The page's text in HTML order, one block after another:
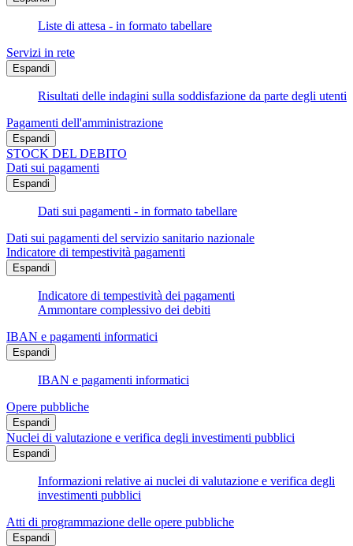
Liste di attesa - in formato tabellare
Servizi in rete
Espandi
Risultati delle indagini sulla soddisfazione da parte degli utenti
Pagamenti dell'amministrazione
Espandi
STOCK DEL DEBITO
Dati sui pagamenti
Espandi
Dati sui pagamenti - in formato tabellare
Dati sui pagamenti del servizio sanitario nazionale
Indicatore di tempestività pagamenti
Espandi
Indicatore di tempestività dei pagamenti
Ammontare complessivo dei debiti
IBAN e pagamenti informatici
Espandi
IBAN e pagamenti informatici
Opere pubbliche
Espandi
Nuclei di valutazione e verifica degli investimenti pubblici
Espandi
Informazioni relative ai nuclei di valutazione e verifica degli
investimenti pubblici
Atti di programmazione delle opere pubbliche
Espandi